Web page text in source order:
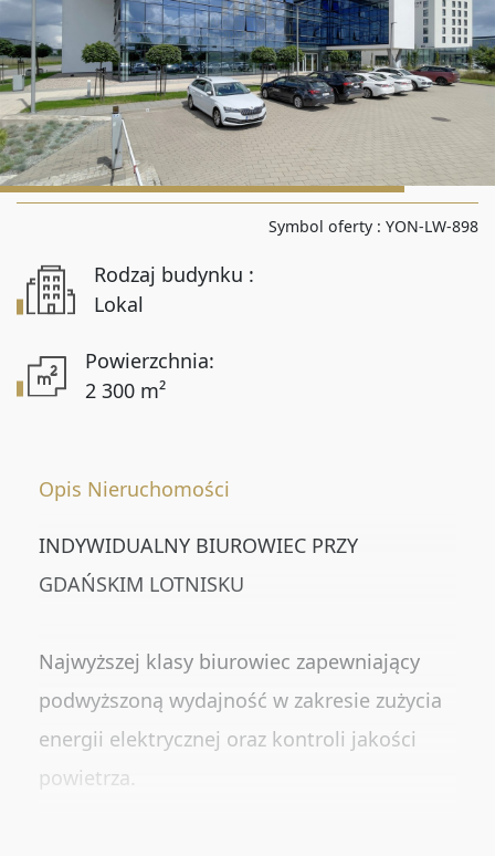
Liczba pokoi od
Liczba pokoi do
Powierzchnia do
Lokalizacja
Numer oferty
Rynekwtórny
Rynekpierwotny
Oferty ze zdjęciem
Symbol oferty : YON-LW-898
Rodzaj budynku :
Lokal
Powierzchnia:
2 300 m²
Opis Nieruchomości
INDYWIDUALNY BIUROWIEC PRZY
GDAŃSKIM LOTNISKU
Najwyższej klasy biurowiec zapewniający
podwyższoną wydajność w zakresie zużycia
energii elektrycznej oraz kontroli jakości
powietrza.